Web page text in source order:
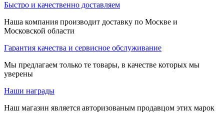
Быстро и качественно доставляем
Наша компания производит доставку по Москве и
Московской области
Гарантия качества и сервисное обслуживание
Мы предлагаем только те товары, в качестве которых мы
уверены
Наши награды
Наш магазин является авторизованым продавцом этих марок